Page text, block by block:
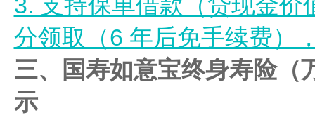
分领取（6 年后免手续费）
三、国寿如意宝终身寿险（
示